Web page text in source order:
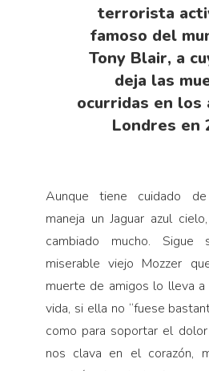
terrorista
famoso del
Tony Blair, a
deja las
ocurridas en los
Londres en
Aunque tiene cuidado
maneja un Jaguar azul
cambiado mucho. Sigue
miserable viejo Mozzer
muerte de amigos lo lleva
vida, si ella no “fuese
como para soportar el
nos clava en el corazón,